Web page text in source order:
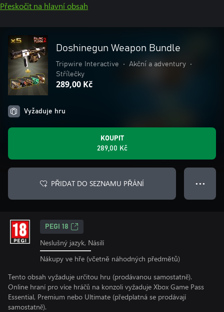
Přeskočit na hlavní obsah
Doshinegun Weapon Bundle
Tripwire Interactive • Akční a adventury
•
Střílečky
289,00 Kč
Vyžaduje hru
KOUPIT
289,00 Kč
PŘIDAT DO SEZNAMU PŘÁNÍ ● ● ●
PEGI 18
Neslušný jazyk, Násilí
Nákupy ve hře (včetně náhodných předmětů)
Tento obsah vyžaduje určitou hru (prodávanou samostatně).
Online hraní pro více hráčů na konzoli vyžaduje Xbox Game Pass
Essential, Premium nebo Ultimate (předplatná se prodávají
samostatně).